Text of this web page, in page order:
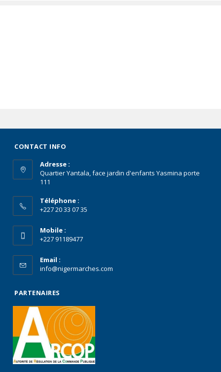
CONTACT INFO
Adresse :
Quartier Yantala, face jardin d'enfants Yasmina porte
111
Téléphone :
+227 20 33 07 35
Mobile :
+227 91189477
Email :
info@nigermarches.com
PARTENAIRES